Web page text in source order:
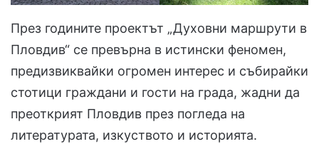
През годините проектът „Духовни маршрути в
Пловдив“ се превърна в истински феномен,
предизвиквайки огромен интерес и събирайки
стотици граждани и гости на града, жадни да
преоткрият Пловдив през погледа на
литературата, изкуството и историята.